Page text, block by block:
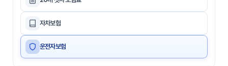
자차보험
운전자보험